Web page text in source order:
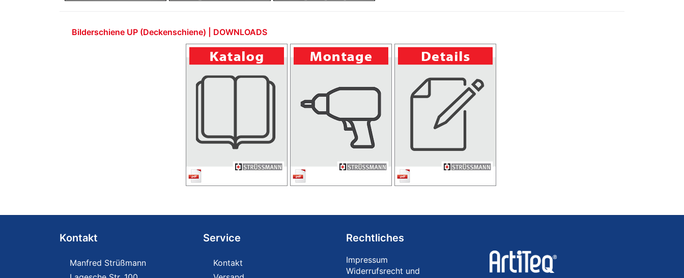
Bilderschiene UP (Deckenschiene) | DOWNLOADS
Kontakt
Manfred Strüßmann
Service
Kontakt
Rechtliches
Impressum
Widerrufsrecht und